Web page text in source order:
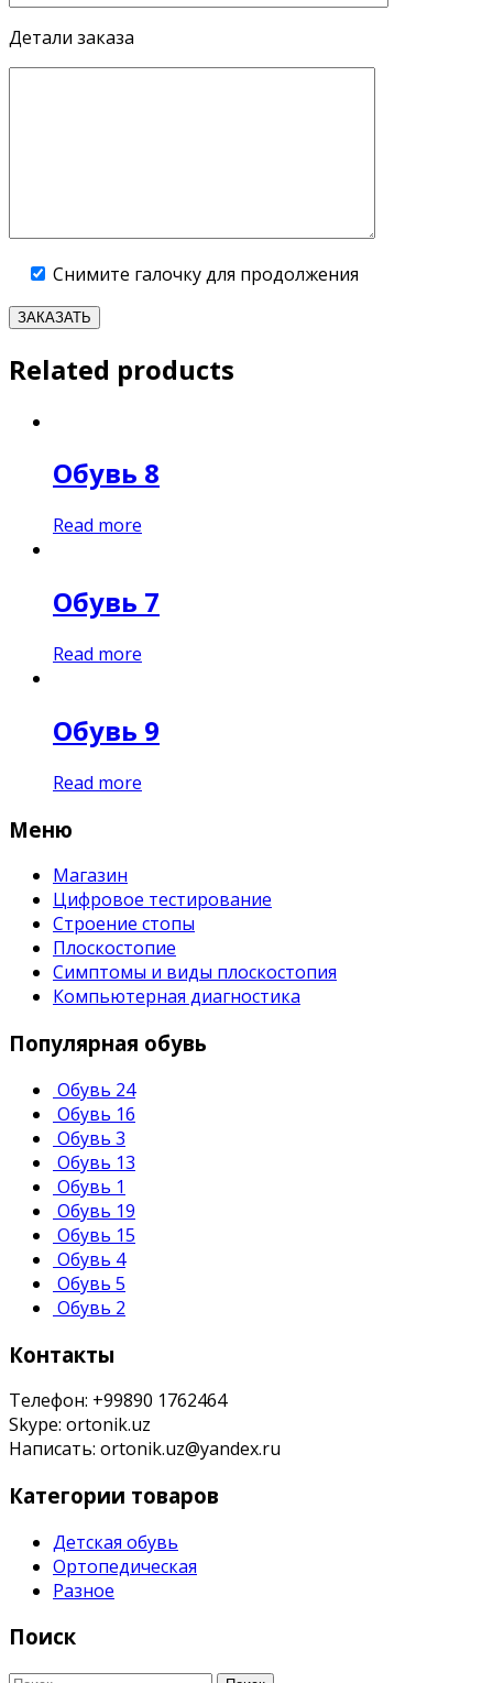
Детали заказа
Снимите галочку для продолжения
Related products
Обувь 8
Read more
Обувь 7
Read more
Обувь 9
Read more
Меню
Магазин
Цифровое тестирование
Строение стопы
Плоскостопие
Симптомы и виды плоскостопия
Компьютерная диагностика
Популярная обувь
Обувь 24
Обувь 16
Обувь 3
Обувь 13
Обувь 1
Обувь 19
Обувь 15
Обувь 4
Обувь 5
Обувь 2
Контакты
Телефон: +99890 1762464
Skype: ortonik.uz
Написать: ortonik.uz@yandex.ru
Категории товаров
Детская обувь
Ортопедическая
Разное
Поиск